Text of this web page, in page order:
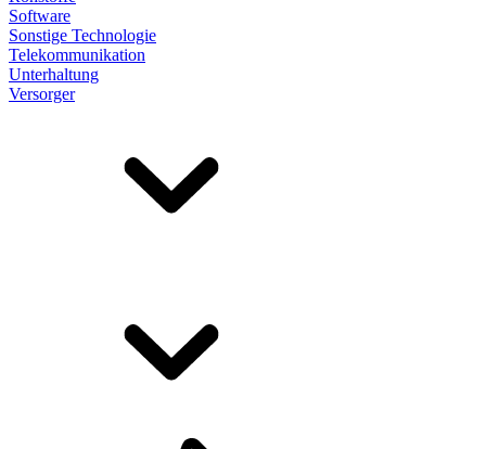
Software
Sonstige Technologie
Telekommunikation
Unterhaltung
Versorger